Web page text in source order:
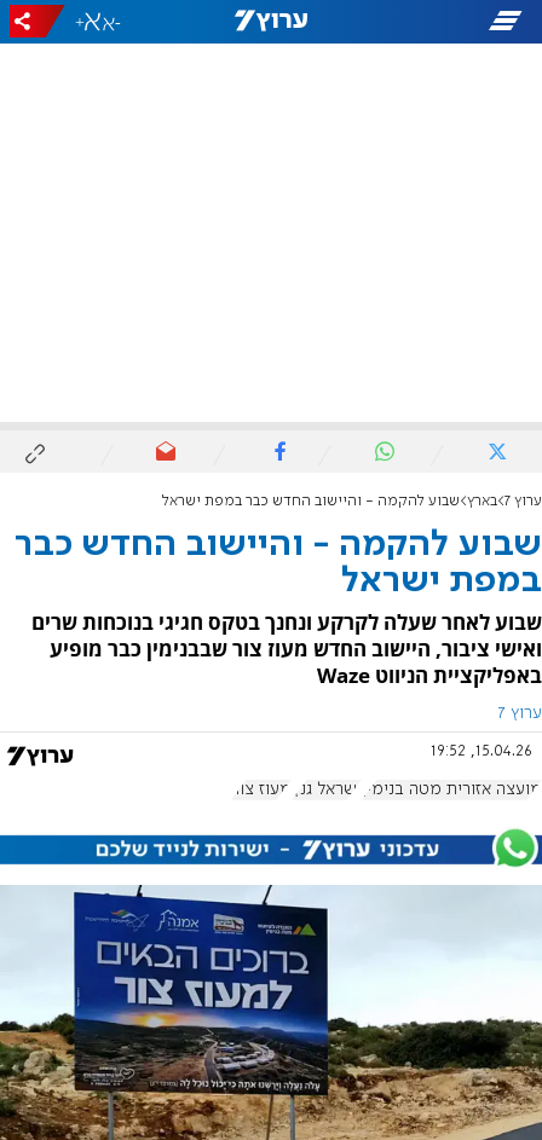
-
+
ערוץ 7 בארץ שבוע להקמה - והיישוב החדש כבר במפת ישראל
שבוע להקמה - והיישוב החדש כבר
במפת ישראל
שבוע לאחר שעלה לקרקע ונחנך בטקס חגיגי בנוכחות שרים
ואישי ציבור, היישוב החדש מעוז צור שבבנימין כבר מופיע
באפליקציית הניווט Waze
ערוץ 7
15.04.26, 19:52
מועצה אזורית מטה בנימין ישראל גנץ מעוז צור